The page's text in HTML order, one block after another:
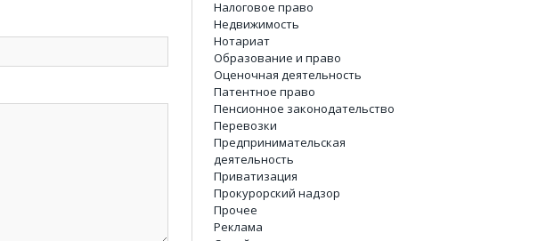
Налоговое право
Недвижимость
Нотариат
Образование и право
Оценочная деятельность
Патентное право
Пенсионное законодательство
Перевозки
Предпринимательская
деятельность
Приватизация
Прокурорский надзор
Прочее
Реклама